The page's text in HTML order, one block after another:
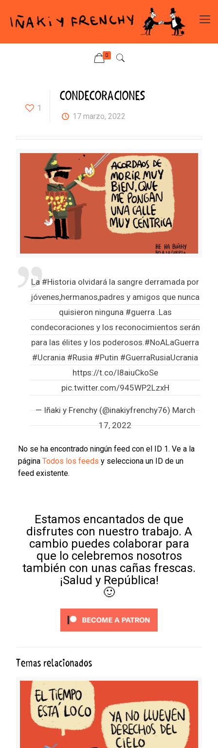
0
1
CONDECORACIONES
17 marzo, 2022
La#Historia olvidará la sangre derramada por
jóvenes,hermanos,padres y amigos que nunca
quisieron ninguna #guerra .Las
condecoraciones y los reconocimientos serán
para las élites y los poderosos.#NoALaGuerra
#Ucrania #Rusia #Putin #GuerraRusiaUcrania
https://t.co/I8aiuCkoSe
pic.twitter.com/945WP2LzxH
— Iñaki y Frenchy (@inakiyfrenchy76)March
17, 2022
No se ha encontrado ningún feed con el ID 1. Ve a la
página Todos los feeds y selecciona un ID de un
feed existente.
Estamos encantados de que
disfrutes con nuestro trabajo. A
cambio puedes colaborar para
que lo celebremos nosotros
también con unas cañas frescas.
¡Salud y República!
🙂
Temas relacionados